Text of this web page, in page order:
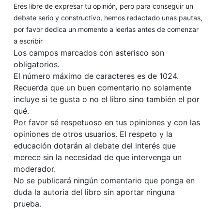
Eres libre de expresar tu opinión, pero para conseguir un
debate serio y constructivo, hemos redactado unas pautas,
por favor dedica un momento a leerlas antes de comenzar
a escribir
Los campos marcados con asterisco son
obligatorios.
El número máximo de caracteres es de 1024.
Recuerda que un buen comentario no solamente
incluye si te gusta o no el libro sino también el por
qué.
Por favor sé respetuoso en tus opiniones y con las
opiniones de otros usuarios. El respeto y la
educación dotarán al debate del interés que
merece sin la necesidad de que intervenga un
moderador.
No se publicará ningún comentario que ponga en
duda la autoría del libro sin aportar ninguna
prueba.